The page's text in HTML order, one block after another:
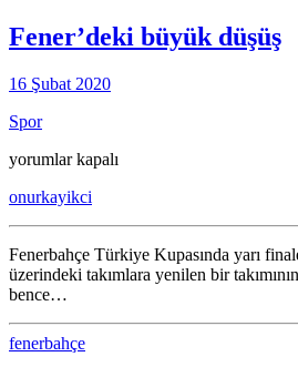
Fener’deki büyük düşüş
16 Şubat 2020
Spor
Fener’deki
düşüş
yorumlar kapalı
onurkayikci
Fenerbahçe Türkiye Kupasında yarı
üzerindeki takımlara yenilen bir
bence…
fenerbahçe